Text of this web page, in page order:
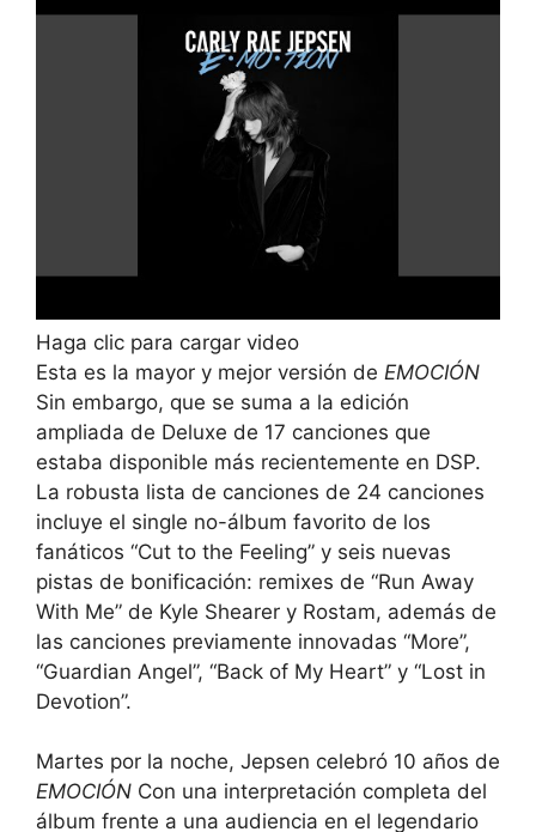
Haga clic para cargar video
Esta es la mayor y mejor versión de EMOCIÓN
Sin embargo, que se suma a la edición
ampliada de Deluxe de 17 canciones que
estaba disponible más recientemente en DSP.
La robusta lista de canciones de 24 canciones
incluye el single no-álbum favorito de los
fanáticos “Cut to the Feeling” y seis nuevas
pistas de bonificación: remixes de “Run Away
With Me” de Kyle Shearer y Rostam, además de
las canciones previamente innovadas “More”,
“Guardian Angel”, “Back of My Heart” y “Lost in
Devotion”.
Martes por la noche, Jepsen celebró 10 años de
EMOCIÓN Con una interpretación completa del
álbum frente a una audiencia en el legendario